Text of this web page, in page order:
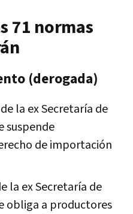
71 normas
(derogada)
la ex Secretaría de
suspende
de importación
la ex Secretaría de
obliga a productores